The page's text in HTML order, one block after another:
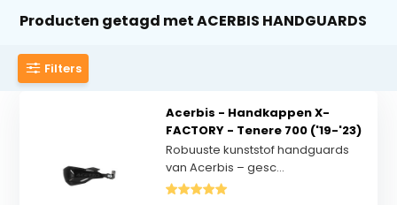
Producten getagd met ACERBIS HANDGUARDS
Filters
Acerbis - Handkappen X-
FACTORY - Tenere 700 ('19-'23)
Robuuste kunststof handguards
van Acerbis – gesc...